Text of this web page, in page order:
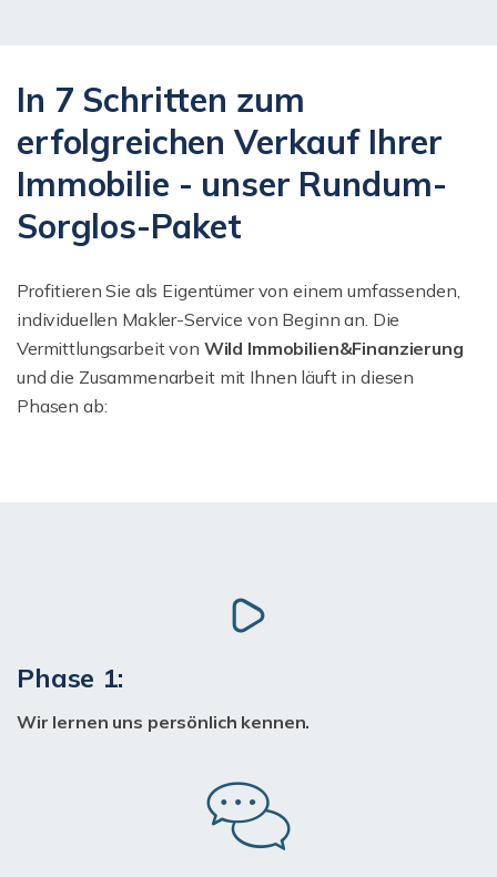
In 7 Schritten zum
erfolgreichen Verkauf Ihrer
Immobilie - unser Rundum-
Sorglos-Paket
Profitieren Sie als Eigentümer von einem umfassenden,
individuellen Makler-Service von Beginn an. Die
Vermittlungsarbeit von Wild Immobilien&Finanzierung
und die Zusammenarbeit mit Ihnen läuft in diesen
Phasen ab:
Phase 1:
Wir lernen uns persönlich kennen.